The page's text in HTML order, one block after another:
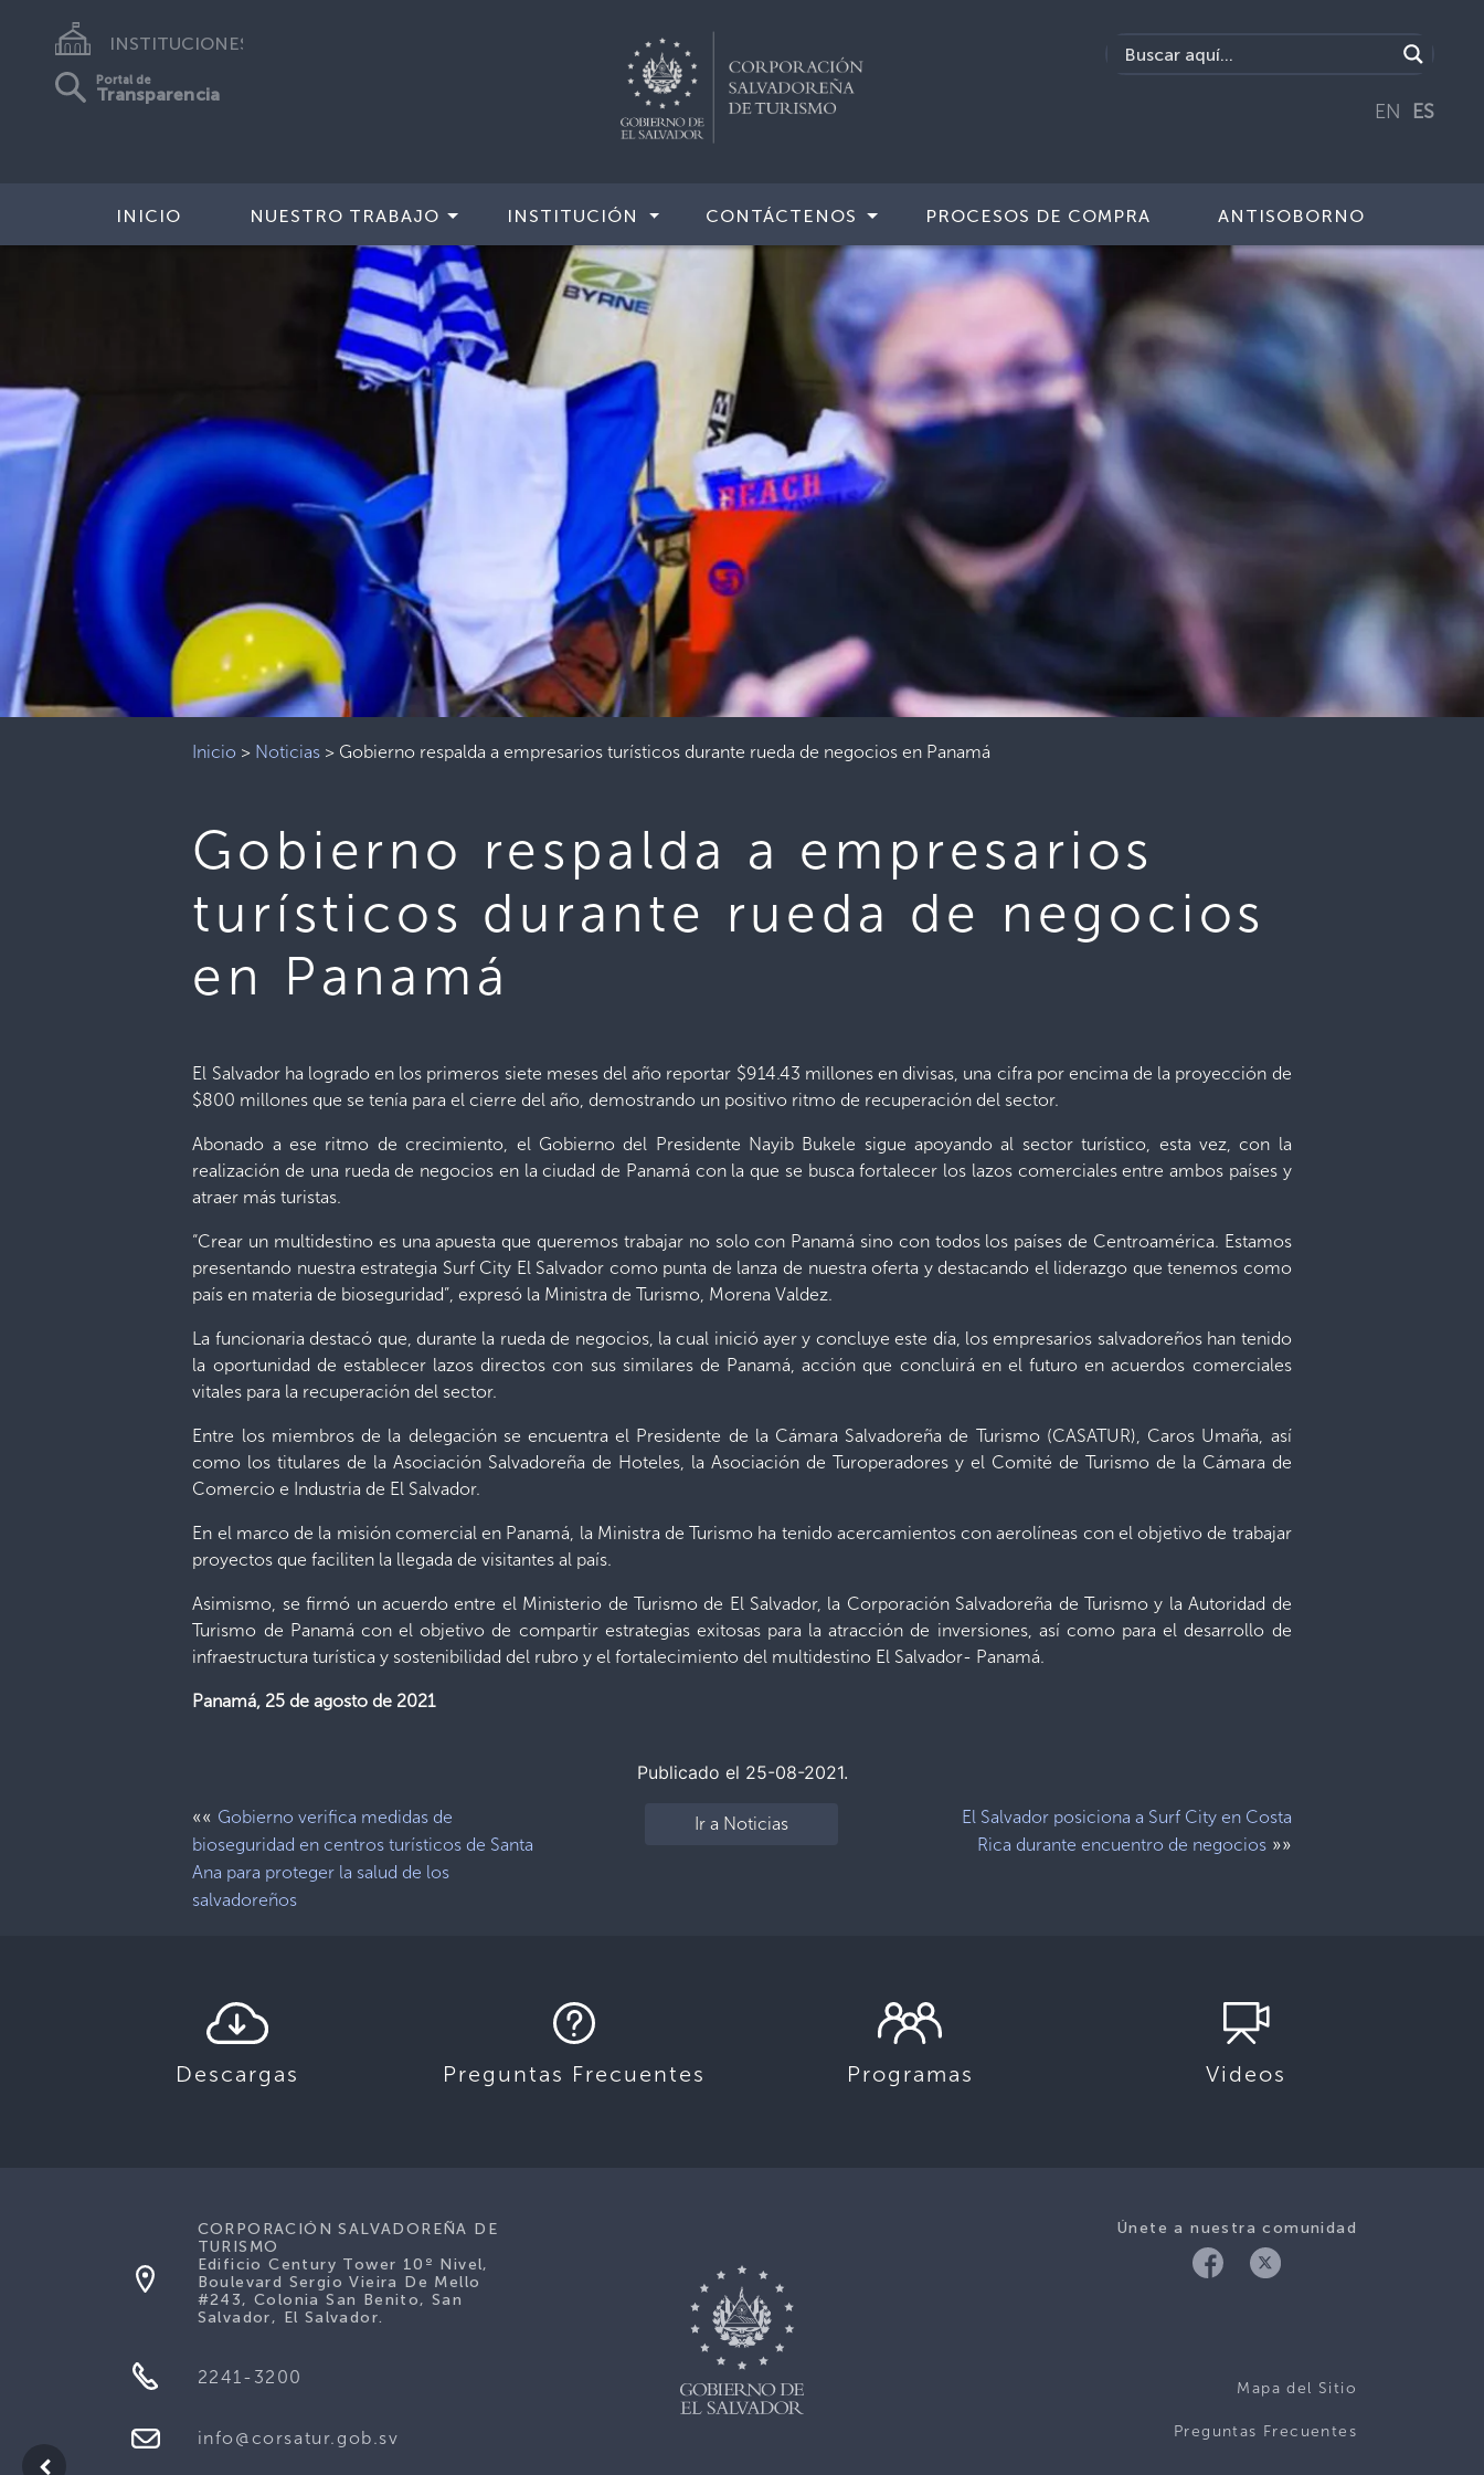
INSTITUCIONES
Portal de
Transparencia
EN ES
INICIO NUESTRO TRABAJO INSTITUCIÓN CONTÁCTENOS PROCESOS DE COMPRA ANTISOBORNO
Inicio > Noticias > Gobierno respalda a empresarios turísticos durante rueda de negocios en Panamá
Gobierno respalda a empresarios
turísticos durante rueda de negocios
en Panamá
El Salvador ha logrado en los primeros siete meses del año reportar $914.43 millones en divisas, una cifra por encima de la proyección de
$800 millones que se tenía para el cierre del año, demostrando un positivo ritmo de recuperación del sector.
Abonado a ese ritmo de crecimiento, el Gobierno del Presidente Nayib Bukele sigue apoyando al sector turístico, esta vez, con la
realización de una rueda de negocios en la ciudad de Panamá con la que se busca fortalecer los lazos comerciales entre ambos países y
atraer más turistas.
“Crear un multidestino es una apuesta que queremos trabajar no solo con Panamá sino con todos los países de Centroamérica. Estamos
presentando nuestra estrategia Surf City El Salvador como punta de lanza de nuestra oferta y destacando el liderazgo que tenemos como
país en materia de bioseguridad”, expresó la Ministra de Turismo, Morena Valdez.
La funcionaria destacó que, durante la rueda de negocios, la cual inició ayer y concluye este día, los empresarios salvadoreños han tenido
la oportunidad de establecer lazos directos con sus similares de Panamá, acción que concluirá en el futuro en acuerdos comerciales
vitales para la recuperación del sector.
Entre los miembros de la delegación se encuentra el Presidente de la Cámara Salvadoreña de Turismo (CASATUR), Caros Umaña, así
como los titulares de la Asociación Salvadoreña de Hoteles, la Asociación de Turoperadores y el Comité de Turismo de la Cámara de
Comercio e Industria de El Salvador.
En el marco de la misión comercial en Panamá, la Ministra de Turismo ha tenido acercamientos con aerolíneas con el objetivo de trabajar
proyectos que faciliten la llegada de visitantes al país.
Asimismo, se firmó un acuerdo entre el Ministerio de Turismo de El Salvador, la Corporación Salvadoreña de Turismo y la Autoridad de
Turismo de Panamá con el objetivo de compartir estrategias exitosas para la atracción de inversiones, así como para el desarrollo de
infraestructura turística y sostenibilidad del rubro y el fortalecimiento del multidestino El Salvador- Panamá.
Panamá, 25 de agosto de 2021
Publicado el 25-08-2021.
«« Gobierno verifica medidas de
bioseguridad en centros turísticos de Santa
Ana para proteger la salud de los
salvadoreños
Ir a Noticias
El Salvador posiciona a Surf City en Costa
Rica durante encuentro de negocios»»
Descargas Preguntas Frecuentes Programas Videos
Únete a nuestra comunidad
Mapa del Sitio
Preguntas Frecuentes
CORPORACIÓN SALVADOREÑA DE
TURISMO
Edificio Century Tower 10º Nivel,
Boulevard Sergio Vieira De Mello
#243, Colonia San Benito, San
Salvador, El Salvador.
2241-3200
info@corsatur.gob.sv